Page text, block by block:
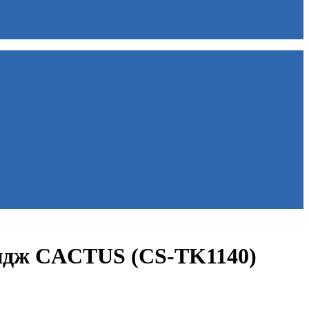
CACTUS (CS-TK1140)